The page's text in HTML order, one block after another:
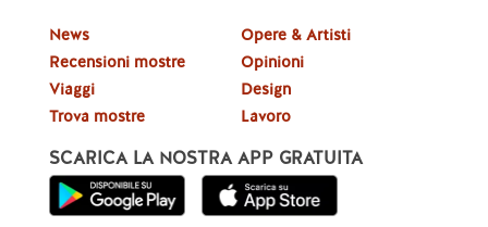
News
Recensioni mostre
Viaggi
Trova mostre
Opere & Artisti
Opinioni
Design
Lavoro
SCARICA LA NOSTRA APP GRATUITA